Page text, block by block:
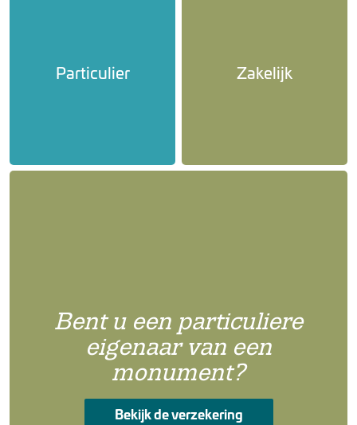
Particulier Zakelijk
Bent u een particuliere
eigenaar van een
monument?
Bekijk de verzekering